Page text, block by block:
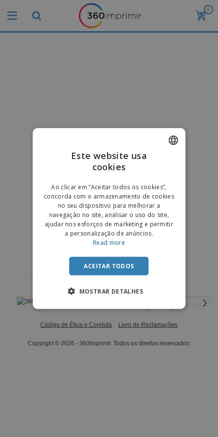
0
Portugal | ›
Código de Ética e Conduta Livro de Reclamações
Copyright © 2026 - 360imprimir. Todos os direitos reservados.
SPANISH
Este website usa
cookies
Ao clicar em “Aceitar todos os cookies”,
concorda com o armazenamento de cookies
no seu dispositivo para melhorar a
navegação no site, analisar o uso do site,
ajudar nos esforços de marketing e permitir
a personalização de anúncios.
Read more
ACEITAR TODOS
MOSTRAR DETALHES